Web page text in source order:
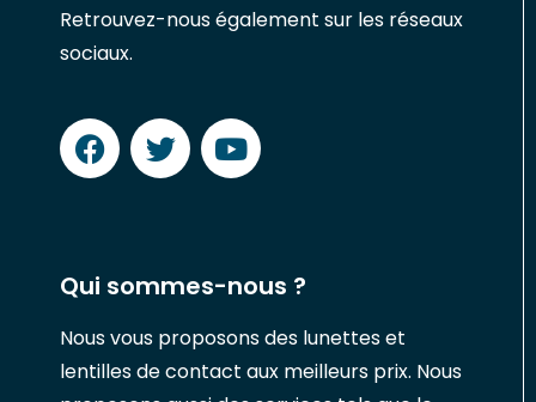
Retrouvez-nous également sur les réseaux
sociaux.
Qui sommes-nous ?
Nous vous proposons des lunettes et
lentilles de contact aux meilleurs prix. Nous